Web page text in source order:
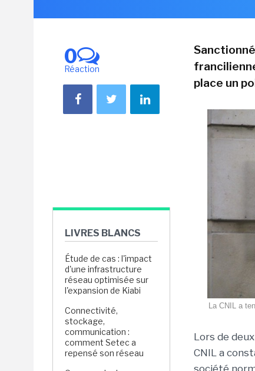
0
Réaction
LIVRES BLANCS
Étude de cas : l'impact
d'une infrastructure
réseau optimisée sur
l'expansion de Kiabi
Connectivité,
stockage,
communication :
comment Setec a
repensé son réseau
place un
La CNIL a
Lors de
CNIL a
société